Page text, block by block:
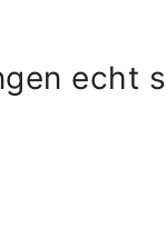
echt